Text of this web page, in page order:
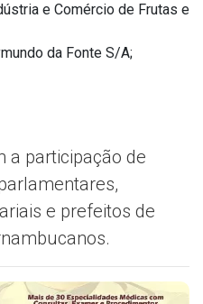
e Comércio de Frutas e
da Fonte S/A;
a participação de
e prefeitos de